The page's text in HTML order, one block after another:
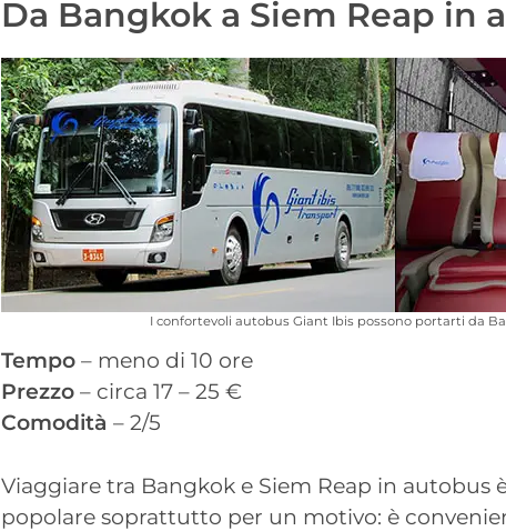
Da Bangkok a Siem Reap in
I confortevoli autobus Giant Ibis possono portarti da
Tempo – meno di 10 ore
Prezzo – circa 17 – 25 €
Comodità – 2/5
Viaggiare tra Bangkok e Siem Reap in autobus
popolare soprattutto per un motivo: è